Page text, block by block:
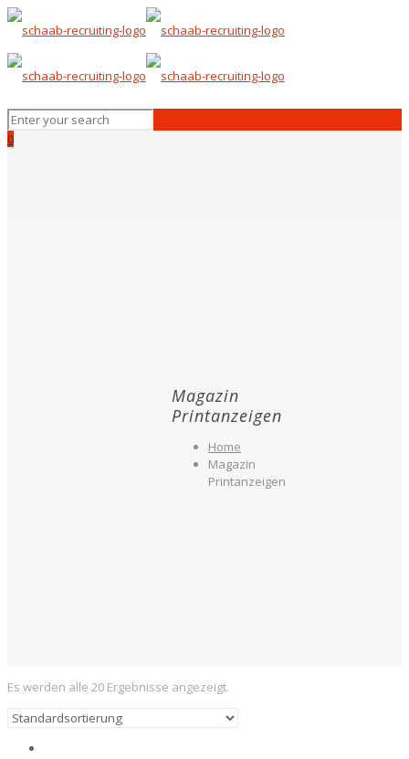
0
Magazin
Printanzeigen
Home
Magazin
Printanzeigen
Es werden alle 20 Ergebnisse angezeigt.